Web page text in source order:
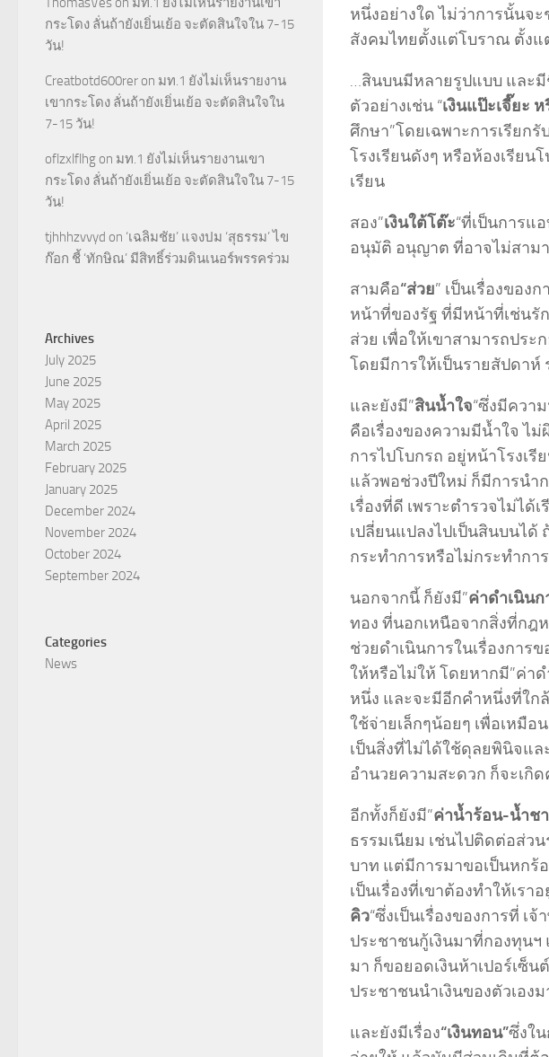
หนึ่งอย่างใด ไม่ว่าการนั้นจ
สังคมไทยตั้งแต่โบราณ ตั้งแ
…สินบนมีหลายรูปแบบ และมี
ตัวอย่างเช่น “เงินแป๊ะเจี๊ยะ
ศึกษา”โดยเฉพาะการเรียก
โรงเรียนดังๆ หรือห้องเรีย
เรียน
สอง”เงินใต้โต๊ะ“ที่เป็นการแ
อนุมัติ อนุญาต ที่อาจไม่สาม
สามคือ“ส่วย” เป็นเรื่องของ
หน้าที่ของรัฐ ที่มีหน้าที่เช่นรั
ส่วย เพื่อให้เขาสามารถปร
โดยมีการให้เป็นรายสัปดาห์
และยังมี”สินน้ำใจ“ซึ่งมีควา
คือเรื่องของความมีน้ำใจ ไ
การไปโบกรถ อยู่หน้าโรงเ
แล้วพอช่วงปีใหม่ ก็มีการนำ
เรื่องที่ดี เพราะตำรวจไม่ไ
เปลี่ยนแปลงไปเป็นสินบนได้
กระทำการหรือไม่กระทำกา
นอกจากนี้ ก็ยังมี”ค่าดำเนินก
ทอง ที่นอกเหนือจากสิ่งที่กฎ
ช่วยดำเนินการในเรื่องการ
ให้หรือไม่ให้ โดยหากมี”ค่าด
หนึ่ง และจะมีอีกคำหนึ่งที่ใก
ใช้จ่ายเล็กๆน้อยๆ เพื่อเหมือ
เป็นสิ่งที่ไม่ได้ใช้ดุลยพินิจแล
อำนวยความสะดวก ก็จะเกิ
อีกทั้งก็ยังมี”ค่าน้ำร้อน-น้ำชา
ธรรมเนียม เช่นไปติดต่อส่ว
บาท แต่มีการมาขอเป็นหกร้
เป็นเรื่องที่เขาต้องทำให้เร
คิว“ซึ่งเป็นเรื่องของการที่ เ
ประชาชนกู้เงินมาที่กองทุน
มา ก็ขอยอดเงินห้าเปอร์เซ็น
ประชาชนนำเงินของตัวเอง
และยังมีเรื่อง“เงินทอน”ซึ่งใ
กระโดง ลั่นถ้ายังเยิ่นเย้อ จะตัดสินใจใน 7-15
วัน!
Creatbotd600rer on มท.1 ยังไม่เห็นรายงาน
เขากระโดง ลั่นถ้ายังเยิ่นเย้อ จะตัดสินใจใน
7-15 วัน!
oflzxlflhg on มท.1 ยังไม่เห็นรายงานเขา
กระโดง ลั่นถ้ายังเยิ่นเย้อ จะตัดสินใจใน 7-15
วัน!
tjhhhzvvyd on ‘เฉลิมชัย’ แจงปม ‘สุธรรม’ ไข
ก๊อก ชี้ ‘ทักษิณ’ มีสิทธิ์ร่วมดินเนอร์พรรคร่วม
Archives
July 2025
June 2025
May 2025
April 2025
March 2025
February 2025
January 2025
December 2024
November 2024
October 2024
September 2024
Categories
News